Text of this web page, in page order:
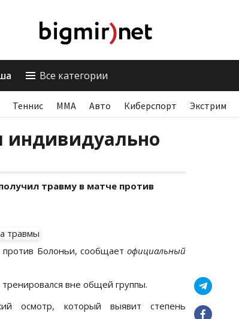
Все категории
Теннис ММА Авто Киберспорт Экстрим
индивидуально
травму в матче против
Болоньи, сообщает официальный
вне общей группы.
осмотр, который выявит степень